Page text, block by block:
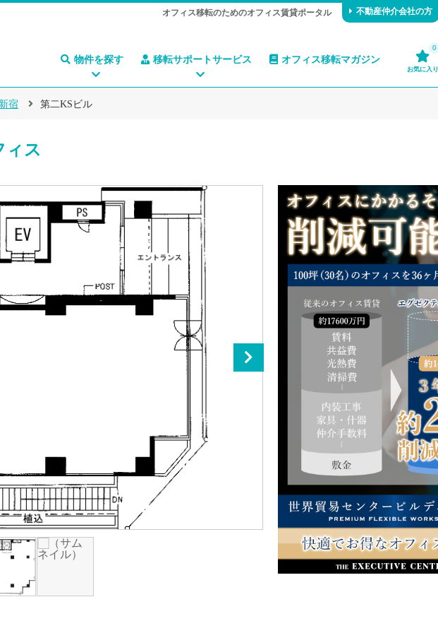
オフィス移転のためのオフィス賃貸ポータル 不動産仲介会社の方
物件を探す 移転サポートサービス オフィス移転マガジン
0
お気に入り
宿 第二KSビル
ィス